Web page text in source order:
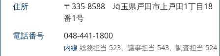
住所
〒335-8588 埼玉県戸田市上戸田1丁目18
番1号
電話番号
048-441-1800
内線 総務担当 523、議事担当 543、調査担当 524